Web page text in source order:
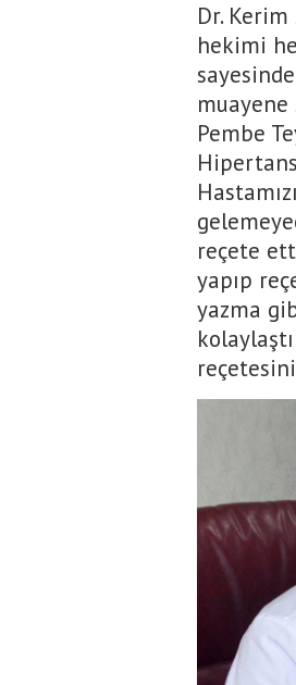
Dr.
hekimi
muayene
Pembe
reçete
yapıp
yazma